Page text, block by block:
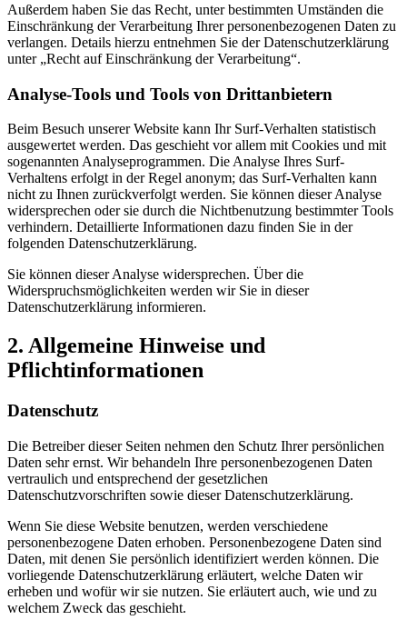
Außerdem haben Sie das Recht, unter bestimmten Umständen die
Einschränkung der Verarbeitung Ihrer personenbezogenen Daten zu
verlangen. Details hierzu entnehmen Sie der Datenschutzerklärung
unter „Recht auf Einschränkung der Verarbeitung“.
Analyse-Tools und Tools von Drittanbietern
Beim Besuch unserer Website kann Ihr Surf-Verhalten statistisch
ausgewertet werden. Das geschieht vor allem mit Cookies und mit
sogenannten Analyseprogrammen. Die Analyse Ihres Surf-
Verhaltens erfolgt in der Regel anonym; das Surf-Verhalten kann
nicht zu Ihnen zurückverfolgt werden. Sie können dieser Analyse
widersprechen oder sie durch die Nichtbenutzung bestimmter Tools
verhindern. Detaillierte Informationen dazu finden Sie in der
folgenden Datenschutzerklärung.
Sie können dieser Analyse widersprechen. Über die
Widerspruchsmöglichkeiten werden wir Sie in dieser
Datenschutzerklärung informieren.
2. Allgemeine Hinweise und
Pflichtinformationen
Datenschutz
Die Betreiber dieser Seiten nehmen den Schutz Ihrer persönlichen
Daten sehr ernst. Wir behandeln Ihre personenbezogenen Daten
vertraulich und entsprechend der gesetzlichen
Datenschutzvorschriften sowie dieser Datenschutzerklärung.
Wenn Sie diese Website benutzen, werden verschiedene
personenbezogene Daten erhoben. Personenbezogene Daten sind
Daten, mit denen Sie persönlich identifiziert werden können. Die
vorliegende Datenschutzerklärung erläutert, welche Daten wir
erheben und wofür wir sie nutzen. Sie erläutert auch, wie und zu
welchem Zweck das geschieht.